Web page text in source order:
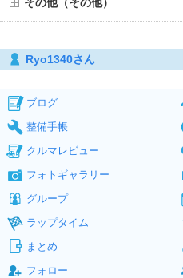
Ryo1340さん
ブログ
整備手帳
クルマレビュー
フォトギャラリー
グループ
ラップタイム
まとめ
フォロー